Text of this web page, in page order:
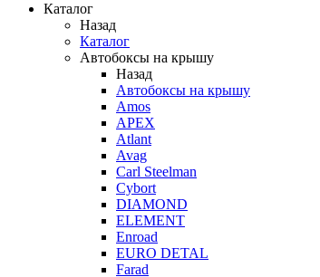
Каталог
Назад
Каталог
Автобоксы на крышу
Назад
Автобоксы на крышу
Amos
APEX
Atlant
Avag
Carl Steelman
Cybort
DIAMOND
ELEMENT
Enroad
EURO DETAL
Farad